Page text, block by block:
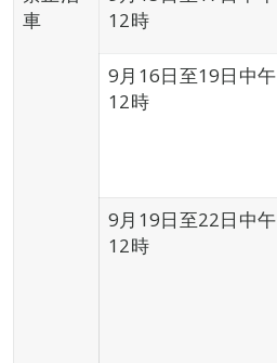
車
12時
9月16日至19日中午
12時
9月19日至22日中午
12時